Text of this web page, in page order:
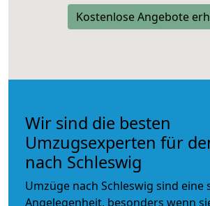
Kostenlose Angebote
Wir sind die besten
Umzugsexperten für
nach Schleswig
Umzüge nach Schleswig sind eine
Angelegenheit, besonders wenn